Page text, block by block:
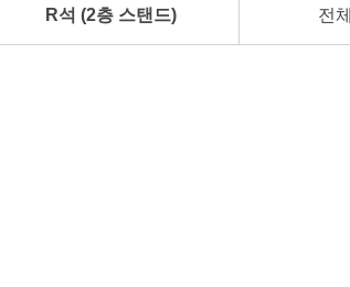
R석 (2층 스탠드) 전